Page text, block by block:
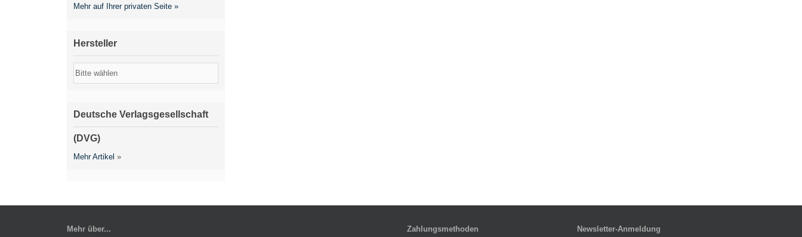
Mehr auf Ihrer privaten Seite »
Hersteller
Deutsche Verlagsgesellschaft
(DVG)
Mehr Artikel »
Mehr über... Zahlungsmethoden Newsletter-Anmeldung